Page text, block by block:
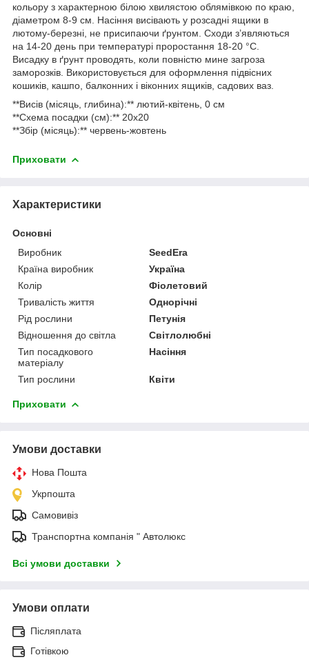
кольору з характерною білою хвилястою облямівкою по краю,
діаметром 8-9 см. Насіння висівають у розсадні ящики в
лютому-березні, не присипаючи ґрунтом. Сходи з’являються
на 14-20 день при температурі проростання 18-20 °C.
Висадку в ґрунт проводять, коли повністю мине загроза
заморозків. Використовується для оформлення підвісних
кошиків, кашпо, балконних і віконних ящиків, садових ваз.
**Висів (місяць, глибина):** лютий-квітень, 0 см
**Схема посадки (см):** 20х20
**Збір (місяць):** червень-жовтень
Приховати
Характеристики
Основні
Виробник
SeedEra
Країна виробник
Україна
Колір
Фіолетовий
Тривалість життя
Однорічні
Рід рослини
Петунія
Відношення до світла
Світлолюбні
Тип посадкового
матеріалу
Насіння
Тип рослини Квіти
Приховати
Умови доставки
Нова Пошта
Укрпошта
Самовивіз
Транспортна компанія " Автолюкс
Всі умови доставки
Умови оплати
Післяплата
Готівкою